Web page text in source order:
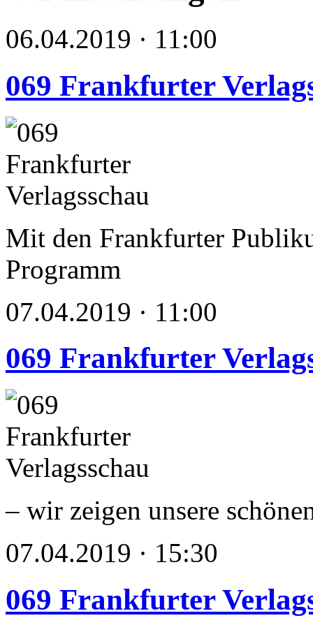
06.04.2019 · 11:00
069 Frankfurter
Mit den Frankfurter
Programm
07.04.2019 · 11:00
069 Frankfurter
– wir zeigen unsere
07.04.2019 · 15:30
069 Frankfurter